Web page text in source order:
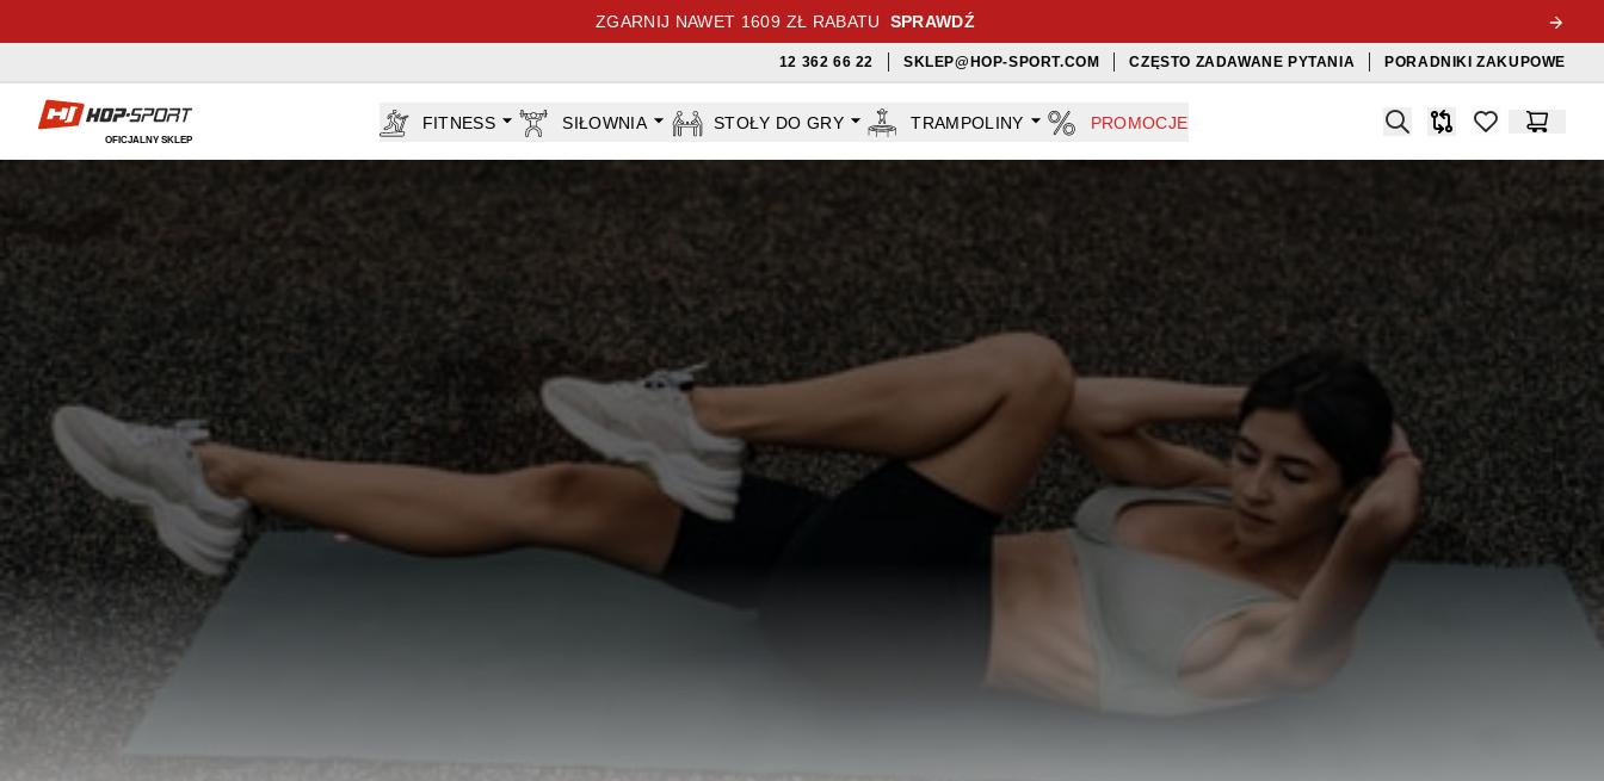
ZGARNIJ NAWET 1609 ZŁ RABATU SPRAWDŹ
12 362 66 22 SKLEP@HOP-SPORT.COM CZĘSTO ZADAWANE PYTANIA PORADNIKI ZAKUPOWE
Sklep Hop-sport.pl
OFICJALNY SKLEP
FITNESS SIŁOWNIA STOŁY DO GRY TRAMPOLINY PROMOCJE Search
Porównywarka
items inKoszyk